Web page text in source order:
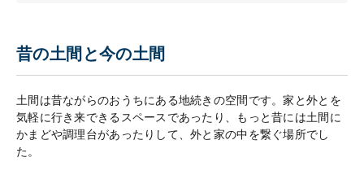
昔の土間と今の土間
土間は昔ながらのおうちにある地続きの空間です。家と外とを
気軽に行き来できるスペースであったり、もっと昔には土間に
かまどや調理台があったりして、外と家の中を繋ぐ場所でし
た。